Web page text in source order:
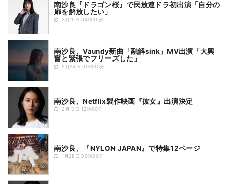
南沙良『ドラゴン桜』で民放連ドラ初出演「自分の
扉を解放したい」
3月10日 04時30分
南沙良、Vaundy新曲「融解sink」MV出演「大興
奮と緊張でフリーズした」
2月24日 00時00分
南沙良、Netflix製作映画『彼女』出演決定
2月13日 12時00分
南沙良、『NYLON JAPAN』で特集12ページ
1月28日 00時00分